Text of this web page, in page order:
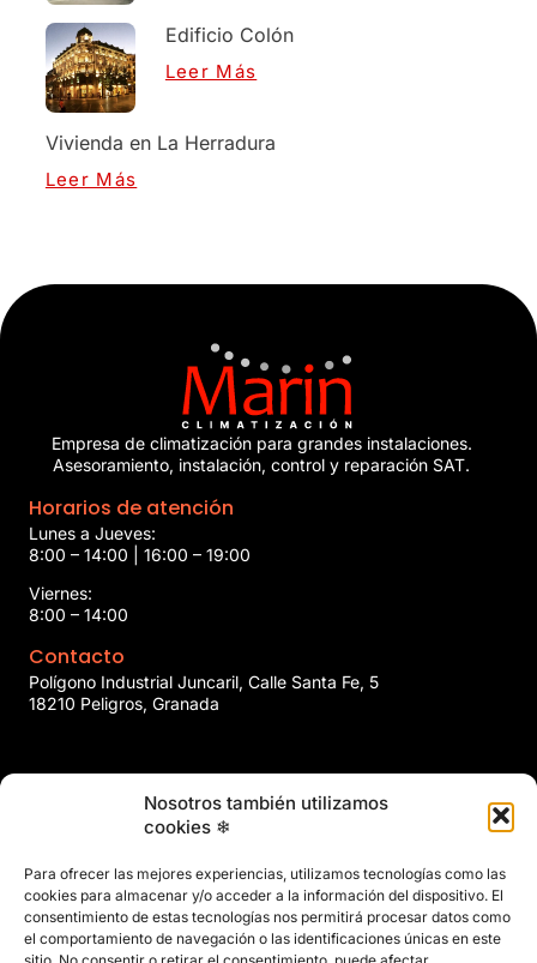
Nosotros también utilizamos
cookies ❄
Para ofrecer las mejores experiencias, utilizamos tecnologías como las
cookies para almacenar y/o acceder a la información del dispositivo. El
consentimiento de estas tecnologías nos permitirá procesar datos como
el comportamiento de navegación o las identificaciones únicas en este
Edificio Colón
Leer Más
Vivienda en La Herradura
Leer Más
Empresa de climatización para grandes instalaciones.
Asesoramiento, instalación, control y reparación SAT.
Horarios de atención
Lunes a Jueves:
8:00 – 14:00 | 16:00 – 19:00
Viernes:
8:00 – 14:00
Contacto
Polígono Industrial Juncaril, Calle Santa Fe, 5
18210 Peligros, Granada
marin@marinclimatizacion.com
el Trabajo
Aviso Legal
Privacidad